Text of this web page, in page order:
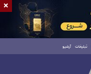
تبلیغات آرشیو
×